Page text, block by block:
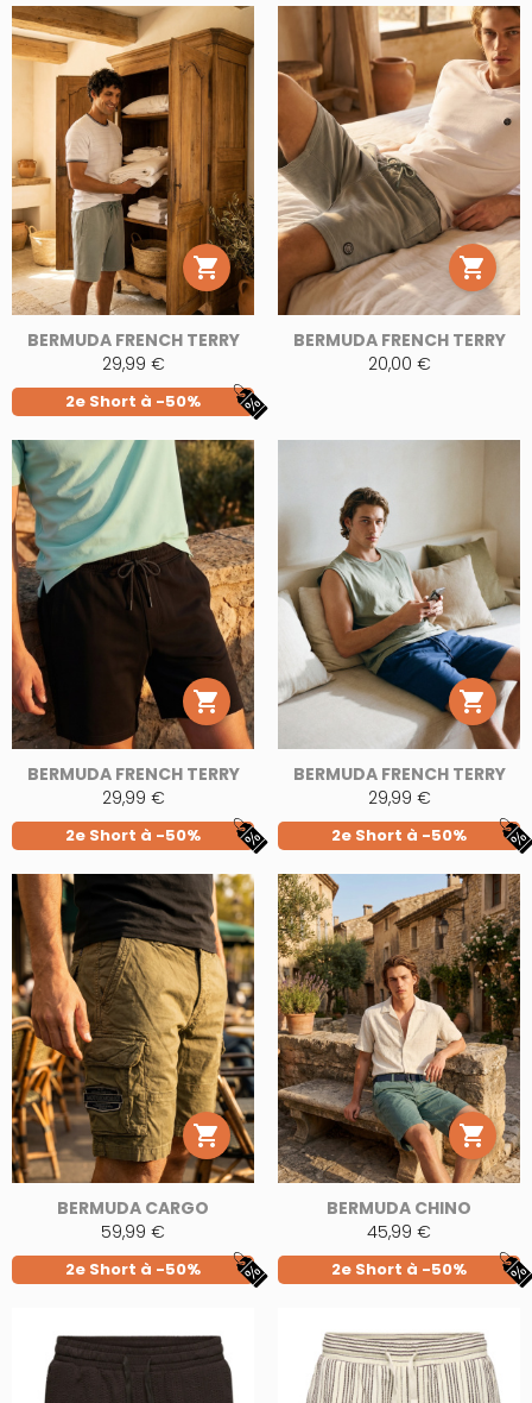

BERMUDA FRENCH TERRY
29,99 €
2e Short à -50%

BERMUDA FRENCH TERRY
20,00 €

BERMUDA FRENCH TERRY
29,99 €
2e Short à -50%

BERMUDA FRENCH TERRY
29,99 €
2e Short à -50%

BERMUDA CARGO
59,99 €
2e Short à -50%

BERMUDA CHINO
45,99 €
2e Short à -50%